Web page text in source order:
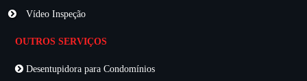
Vídeo Inspeção
OUTROS SERVIÇOS
Desentupidora para Condomínios